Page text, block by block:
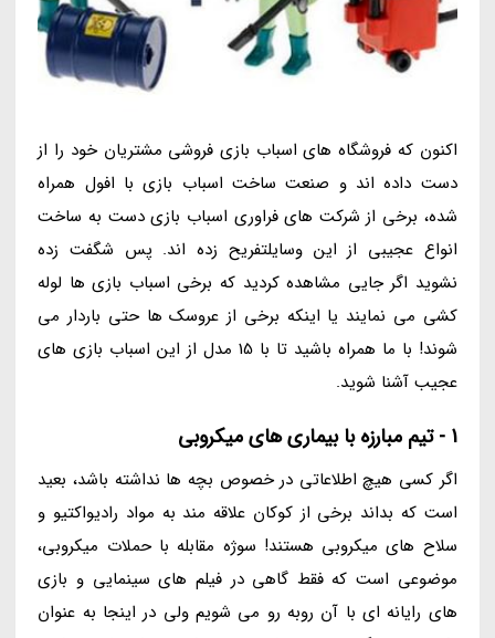
اکنون که فروشگاه های اسباب بازی فروشی مشتریان خود را از
دست داده اند و صنعت ساخت اسباب بازی با افول همراه
شده، برخی از شرکت های فراوری اسباب بازی دست به ساخت
انواع عجیبی از این وسایلتفریح زده اند. پس شگفت زده
نشوید اگر جایی مشاهده کردید که برخی اسباب بازی ها لوله
کشی می نمایند یا اینکه برخی از عروسک ها حتی باردار می
شوند! با ما همراه باشید تا با 15 مدل از این اسباب بازی های
عجیب آشنا شوید.
1 - تیم مبارزه با بیماری های میکروبی
اگر کسی هیچ اطلاعاتی در خصوص بچه ها نداشته باشد، بعید
است که بداند برخی از کوکان علاقه مند به مواد رادیواکتیو و
سلاح های میکروبی هستند! سوژه مقابله با حملات میکروبی،
موضوعی است که فقط گاهی در فیلم های سینمایی و بازی
های رایانه ای با آن روبه رو می شویم ولی در اینجا به عنوان